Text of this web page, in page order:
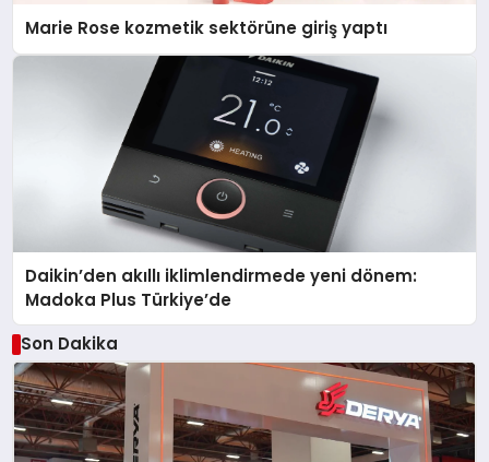
Marie Rose kozmetik sektörüne giriş yaptı
Daikin’den akıllı iklimlendirmede yeni dönem:
Madoka Plus Türkiye’de
Son Dakika